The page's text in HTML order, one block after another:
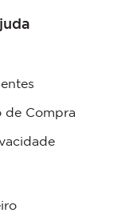
de Compra